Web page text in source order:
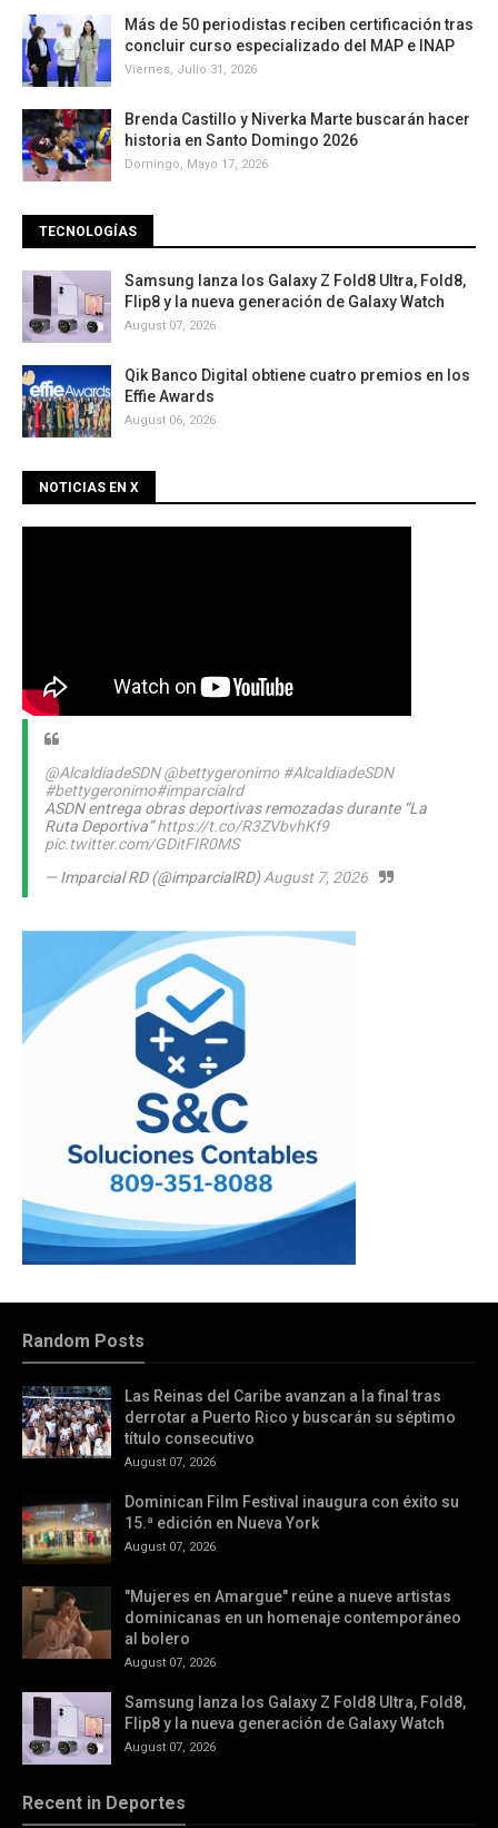
Más de 50 periodistas reciben certificación tras
concluir curso especializado del MAP e INAP
Viernes, Julio 31, 2026
Brenda Castillo y Niverka Marte buscarán hacer
historia en Santo Domingo 2026
Domingo, Mayo 17, 2026
TECNOLOGÍAS
Samsung lanza los Galaxy Z Fold8 Ultra, Fold8,
Flip8 y la nueva generación de Galaxy Watch
August 07, 2026
Qik Banco Digital obtiene cuatro premios en los
Effie Awards
August 06, 2026
NOTICIAS EN X
@AlcaldiadeSDN @bettygeronimo #AlcaldiadeSDN
#bettygeronimo#imparcialrd
ASDN entrega obras deportivas remozadas durante “La
Ruta Deportiva”https://t.co/R3ZVbvhKf9
pic.twitter.com/GDitFIR0MS
— Imparcial RD (@imparcialRD)August 7, 2026
Random Posts
Las Reinas del Caribe avanzan a la final tras
derrotar a Puerto Rico y buscarán su séptimo
título consecutivo
August 07, 2026
Dominican Film Festival inaugura con éxito su
15.ª edición en Nueva York
August 07, 2026
"Mujeres en Amargue" reúne a nueve artistas
dominicanas en un homenaje contemporáneo
al bolero
August 07, 2026
Samsung lanza los Galaxy Z Fold8 Ultra, Fold8,
Flip8 y la nueva generación de Galaxy Watch
August 07, 2026
Recent in Deportes